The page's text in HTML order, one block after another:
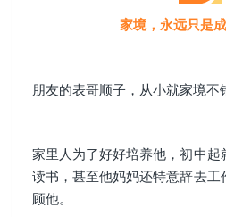
家境，永远只是
朋友的表哥顺子，从小就家境不
家里人为了好好培养他，初中
读书，甚至他妈妈还特意辞去
顾他。